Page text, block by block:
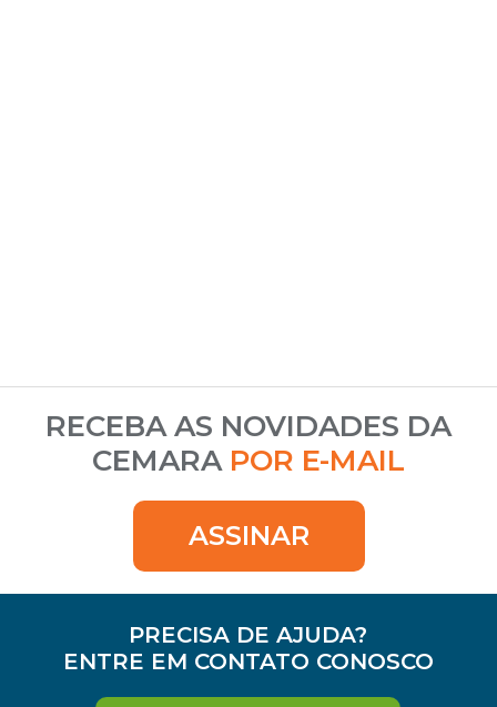
RECEBA AS NOVIDADES DA
CEMARA POR E-MAIL
ASSINAR
PRECISA DE AJUDA?
ENTRE EM CONTATO CONOSCO